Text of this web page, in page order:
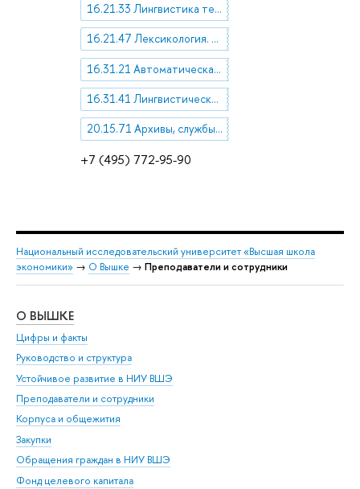
+7 (495) 772-95-90
16.21.33 Лингвистика текста
16.21.47 Лексикология. Терминоведение
16.31.21 Автоматическая обработка текста. Автоматический перевод. Автоматическое распознавание речи
16.31.41 Лингвистические вопросы перевода
20.15.71 Архивы, службы перевода и др. информационные органы
Национальный исследовательский университет «Высшая школа
экономики» → О Вышке → Преподаватели и сотрудники
О ВЫШКЕ
Цифры и факты
Руководство и структура
Устойчивое развитие в НИУ ВШЭ
Преподаватели и сотрудники
Корпуса и общежития
Закупки
Обращения граждан в НИУ ВШЭ
Фонд целевого капитала